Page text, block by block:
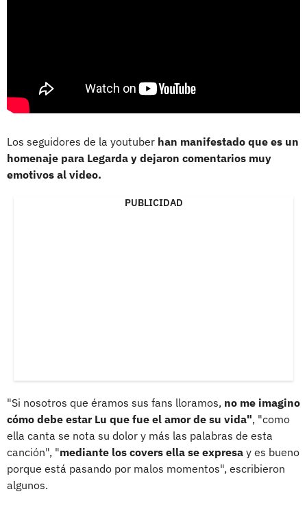
Los seguidores de la youtuber han manifestado que es un
homenaje para Legarda y dejaron comentarios muy
emotivos al video.
PUBLICIDAD
"Si nosotros que éramos sus fans lloramos, no me imagino
cómo debe estar Lu que fue el amor de su vida", "como
ella canta se nota su dolor y más las palabras de esta
canción", "mediante los covers ella se expresa y es bueno
porque está pasando por malos momentos", escribieron
algunos.